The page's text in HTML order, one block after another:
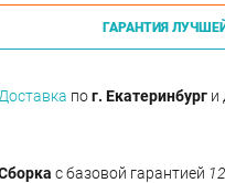
ГАРАНТИЯ
Доставка пог. Екатеринбург и
с базовой гарантией 12